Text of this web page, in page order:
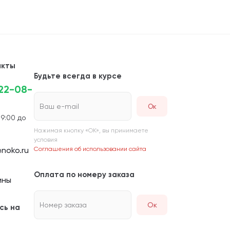
08-
до
на
Будьте всегда в курсе
Ваш e-mail
Нажимая кнопку «ОК», вы принимаете
условия
Соглашения об использовании сайта
Оплата по номеру заказа
Номер заказа Ок